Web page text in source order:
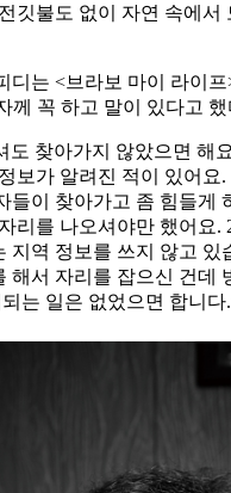
깃불도 없이 자연 속에서
디는 <브라보 마이 라이
께 꼭 하고 말이 있다고 했
도 찾아가지 않았으면 해
보가 알려진 적이 있어요
들이 찾아가고 좀 힘들게
리를 나오셔야만 했어요.
지역 정보를 쓰지 않고 있
해서 자리를 잡으신 건데
는 일은 없었으면 합니다